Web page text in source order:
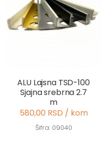
ALU Lajsna TSD-100
Sjajna srebrna 2.7
m
580,00 RSD / kom
Šifra: 09040